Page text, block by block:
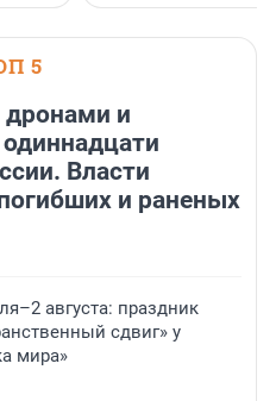
застройщик
области».
5
дронами и
Власти
и раненых
августа: праздник
сдвиг» у
мира»